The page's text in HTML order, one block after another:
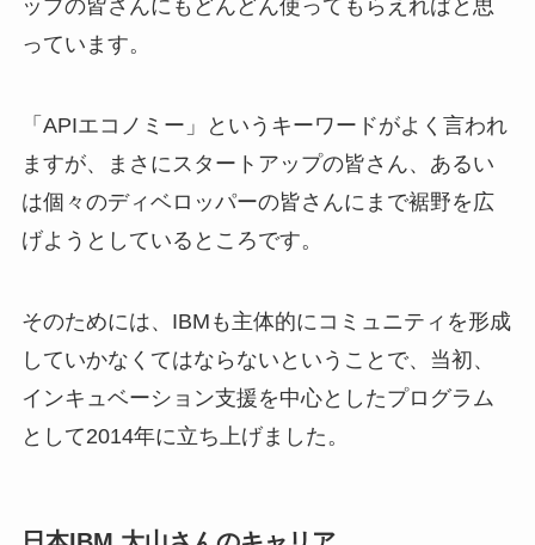
ップの皆さんにもどんどん使ってもらえればと思
っています。
「APIエコノミー」というキーワードがよく言われ
ますが、まさにスタートアップの皆さん、あるい
は個々のディベロッパーの皆さんにまで裾野を広
げようとしているところです。
そのためには、IBMも主体的にコミュニティを形成
していかなくてはならないということで、当初、
インキュベーション支援を中心としたプログラム
として2014年に立ち上げました。